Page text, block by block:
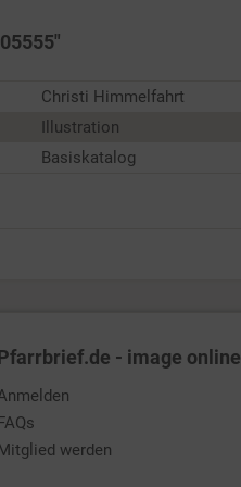
Christi Himmelfahrt
Illustration
Basiskatalog
- image online
werden